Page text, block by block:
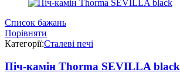
Список бажань
Порівняти
Категорії:Сталеві печі
Піч-камін Thorma SEVILLA black